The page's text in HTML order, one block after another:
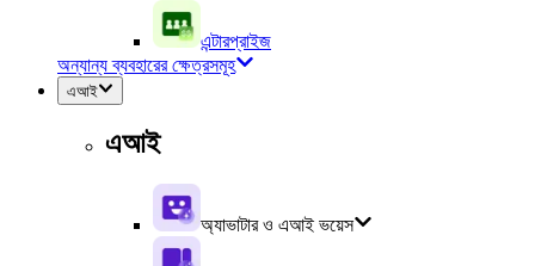
এন্টারপ্রাইজ
অন্যান্য ব্যবহারের ক্ষেত্রসমূহ
এআই
এআই
অ্যাভাটার ও এআই ভয়েস